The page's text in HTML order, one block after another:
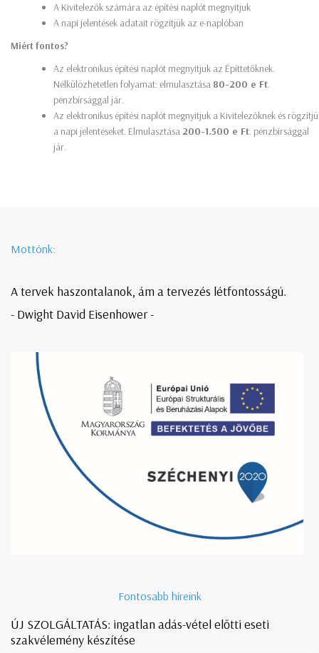
A Kivitelezők számára az építési naplót megnyitjuk
A napi jelentések adatait rögzítjük az e-naplóban
Miért fontos?
Az elektronikus építési naplót megnyitjuk az Építtetőknek.
Nélkülözhetetlen folyamat: elmulasztása 80-200 e Ft.
pénzbírsággal jár.
Az elektronikus építési naplót megnyitjuk a Kivitelezőknek és
a napi jelentéseket. Elmulasztása 200-1.500 e Ft. pénzbírsággal
jár.
Mottónk:
A tervek haszontalanok, ám a tervezés létfontosságú.
- Dwight David Eisenhower -
Fontosabb híreink
ÚJ SZOLGÁLTATÁS: ingatlan adás-vétel előtti eseti
szakvélemény készítése